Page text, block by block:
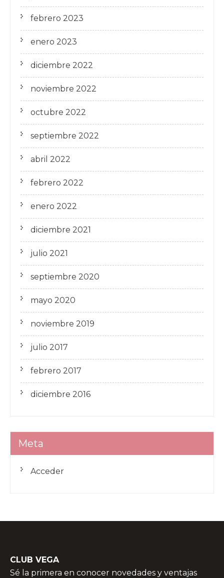
febrero 2023
enero 2023
diciembre 2022
noviembre 2022
octubre 2022
septiembre 2022
abril 2022
febrero 2022
enero 2022
diciembre 2021
julio 2021
septiembre 2020
mayo 2020
noviembre 2019
julio 2017
febrero 2017
diciembre 2016
Meta
Acceder
CLUB VEGA
Sé la primera en conocer novedades y ventajas